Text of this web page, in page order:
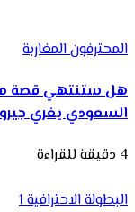
المحترفون المغاربة
هل ستنتهي قصة
السعودي يغري
4 دقيقة للقراءة
البطولة الاحترافية 1